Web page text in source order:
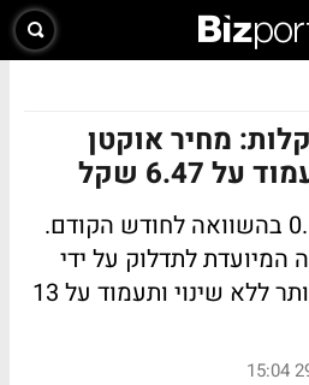
מחיר אוקטן
מדובר בירידה של 0.6% בהשוואה לחודש הקודם.
לתדלוק על ידי
עובד תחנת התדלוק יוותר ללא שינוי ותעמוד על 13